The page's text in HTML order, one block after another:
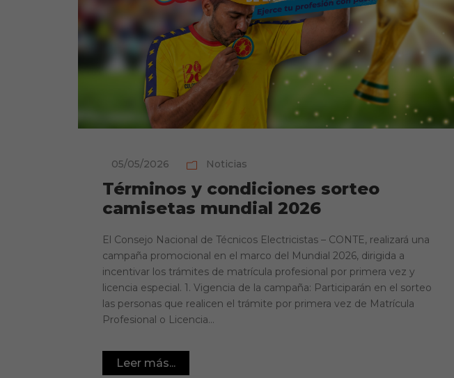
05/05/2026 Noticias
Términos y condiciones sorteo
camisetas mundial 2026
El Consejo Nacional de Técnicos Electricistas – CONTE, realizará una
campaña promocional en el marco del Mundial 2026, dirigida a
incentivar los trámites de matrícula profesional por primera vez y
licencia especial. 1. Vigencia de la campaña: Participarán en el sorteo
las personas que realicen el trámite por primera vez de Matrícula
Profesional o Licencia...
Leer más...